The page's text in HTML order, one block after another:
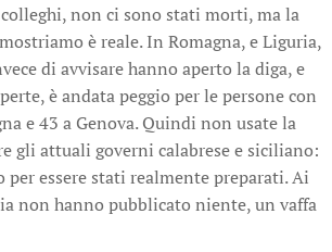
non ci sono stati morti, ma la
è reale. In Romagna, e Liguria,
di avvisare hanno aperto la diga, e
è andata peggio per le persone con
e 43 a Genova. Quindi non usate la
gli attuali governi calabrese e siciliano:
essere stati realmente preparati. Ai
non hanno pubblicato niente, un vaffa